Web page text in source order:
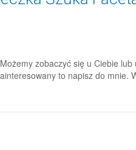
zobaczyć się u Ciebie
to napisz do mnie.